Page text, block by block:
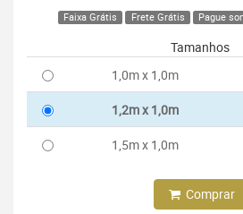
Faixa Grátis Frete Grátis Pague
Tamanhos
1,0m x 1,0m
1,2m x 1,0m
1,5m x 1,0m
Comprar